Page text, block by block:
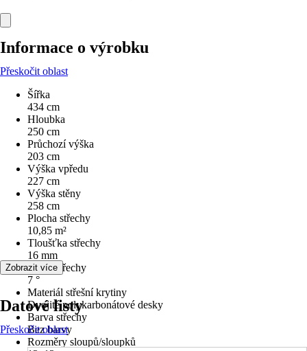
Informace o výrobku
Přeskočit oblast
Šířka
434 cm
Hloubka
250 cm
Průchozí výška
203 cm
Výška vpředu
227 cm
Výška stěny
258 cm
Plocha střechy
10,85 m²
Tloušťka střechy
16 mm
Sklon střechy
7 °
Materiál střešní krytiny
Dvojité polykarbonátové desky
Barva střechy
Bez barvy
Rozměry sloupů/sloupků
Zobrazit více
Datové listy
Přeskočit oblast